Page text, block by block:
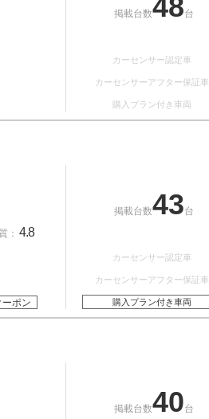
掲載台数48台
カーセンサー認定車
カーセンサーアフター保証車
購入プラン付き車両
： 4.8
ーポン
掲載台数43台
カーセンサー認定車
カーセンサーアフター保証車
購入プラン付き車両
掲載台数40台